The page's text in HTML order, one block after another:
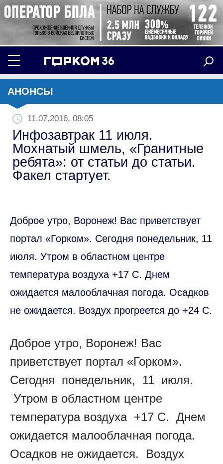
АНОНСЫ
11.07.2016, 08:05
Инфозавтрак 11 июля.
Мохнатый шмель, «Гранитные
ребята»: от статьи до статьи.
Факел стартует.
Доброе утро, Воронеж! Вас приветствует
портал «Горком». Сегодня понедельник, 11
июля. Утром в областном центре
температура воздуха +17 С. Днем
ожидается малооблачная погода. Осадков
не ожидается. Воздух прогреется до +24 С.
Доброе утро, Воронеж! Вас
приветствует портал «Горком».
Сегодня понедельник, 11 июля.
Утром в областном центре
температура воздуха +17 С. Днем
ожидается малооблачная погода.
Осадков не ожидается. Воздух